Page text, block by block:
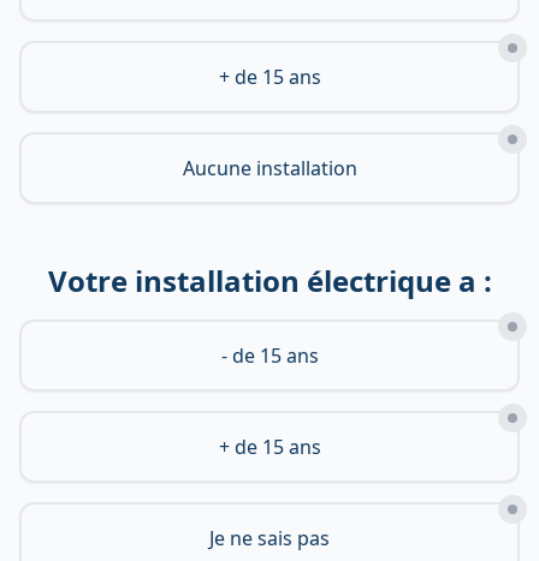
+ de 15 ans
Aucune installation
Votre installation électrique a :
- de 15 ans
+ de 15 ans
Je ne sais pas